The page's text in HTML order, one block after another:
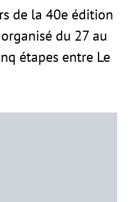
de la 40e édition
du 27 au
étapes entre Le